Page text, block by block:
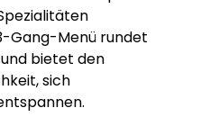
Gang-Menü rundet
bietet den
sich